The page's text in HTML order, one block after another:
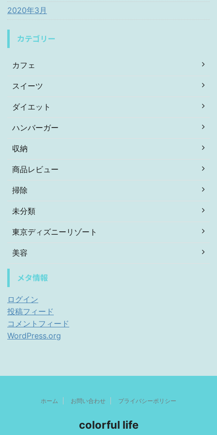
2020年3月
カテゴリー
カフェ
スイーツ
ダイエット
ハンバーガー
収納
商品レビュー
掃除
未分類
東京ディズニーリゾート
美容
メタ情報
ログイン
投稿フィード
コメントフィード
WordPress.org
ホーム お問い合わせ プライバシーポリシー
colorful life